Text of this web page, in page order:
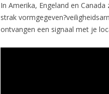
In Amerika, Engeland en
strak
ontvangen een signaal met je